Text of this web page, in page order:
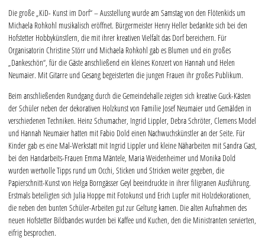
Die große „KiD- Kunst im Dorf“ – Ausstellung wurde am Samstag von den Flötenkids um
Michaela Rohkohl musikalisch eröffnet. Bürgermeister Henry Heller bedankte sich bei den
Hofstetter Hobbykünstlern, die mit ihrer kreativen Vielfalt das Dorf bereichern. Für
Organisatorin Christine Störr und Michaela Rohkohl gab es Blumen und ein großes
„Dankeschön“, für die Gäste anschließend ein kleines Konzert von Hannah und Helen
Neumaier. Mit Gitarre und Gesang begeisterten die jungen Frauen ihr großes Publikum.
Beim anschließenden Rundgang durch die Gemeindehalle zeigten sich kreative Guck-Kästen
der Schüler neben der dekorativen Holzkunst von Familie Josef Neumaier und Gemälden in
verschiedenen Techniken. Heinz Schumacher, Ingrid Lippler, Debra Schröter, Clemens Model
und Hannah Neumaier hatten mit Fabio Dold einen Nachwuchskünstler an der Seite. Für
Kinder gab es eine Mal-Werkstatt mit Ingrid Lippler und kleine Näharbeiten mit Sandra Gast,
bei den Handarbeits-Frauen Emma Mäntele, Maria Weidenheimer und Monika Dold
wurden wertvolle Tipps rund um Occhi, Sticken und Stricken weiter gegeben, die
Papierschnitt-Kunst von Helga Borngässer Geyl beeindruckte in ihrer filigranen Ausführung.
Erstmals beteiligten sich Julia Hoppe mit Fotokunst und Erich Lupfer mit Holzdekorationen,
die neben den bunten Schüler-Arbeiten gut zur Geltung kamen. Die alten Aufnahmen des
neuen Hofstetter Bildbandes wurden bei Kaffee und Kuchen, den die Ministranten servierten,
eifrig besprochen.